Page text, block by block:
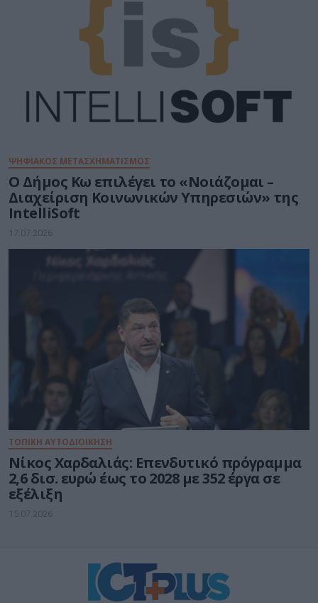
ΨΗΦΙΑΚΟΣ ΜΕΤΑΣΧΗΜΑΤΙΣΜΟΣ
Ο Δήμος Κω επιλέγει το «Νοιάζομαι –
Διαχείριση Κοινωνικών Υπηρεσιών» της
IntelliSoft
17.07.2026
ΤΟΠΙΚΗ ΑΥΤΟΔΙΟΙΚΗΣΗ
Νίκος Χαρδαλιάς: Επενδυτικό πρόγραμμα
2,6 δισ. ευρώ έως το 2028 με 352 έργα σε
εξέλιξη
15.07.2026